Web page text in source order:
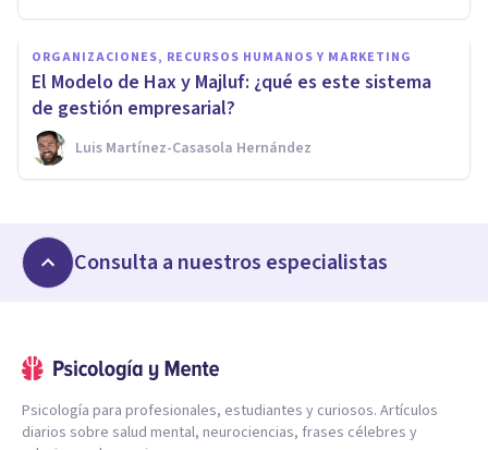
ORGANIZACIONES, RECURSOS HUMANOS Y MARKETING
El Modelo de Hax y Majluf: ¿qué es este sistema
de gestión empresarial?
Luis Martínez-Casasola Hernández
Consulta a nuestros especialistas
Psicología para profesionales, estudiantes y curiosos. Artículos
diarios sobre salud mental, neurociencias, frases célebres y